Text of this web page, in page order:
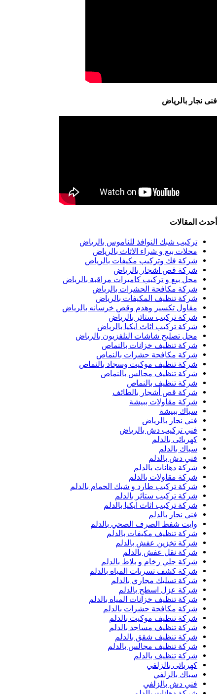
فنى نجار بالرياض
أحدث المقالات
تركيب شبك النوافذ للناموس بالرياض
محلات بيع و شراء الاثاث بالرياض
شركة فك وتركيب مكيفات بالرياض
شركة قص اشجار بالرياض
محل بيع و تركيب كاميرات مراقبة بالرياض
شركة مكافحة الحشرات بالرياض
شركة تنظيف المكيفات بالرياض
مقاول تكسير وهدم وقص خرسانه بالرياض
شركة تركيب ستائر بالرياض
شركة تركيب اثاث ايكيا بالرياض
محل تصليح شاشات التلفزيون بالرياض
شركة تنظيف خزانات بالنماص
شركة مكافحة حشرات بالنماص
شركة تنظيف موكيت وسجاد بالنماص
شركة تنظيف مجالس بالنماص
شركة تنظيف بالنماص
شركة قص أشجار بالطائف
شركة مقاولات ببيشة
سباك ببيشة
فني نجار بالرياض
فني تركيب دش بالرياض
كهربائى بالدلم
سباك بالدلم
فني دش بالدلم
شركة دهانات بالدلم
شركة مقاولات بالدلم
شركة تركيب طارد و شبك الحمام بالدلم
شركة تركيب ستائر بالدلم
شركة تركيب اثاث ايكيا بالدلم
فني نجار بالدلم
وايت شفط الصرف الصحي بالدلم
شركة تنظيف مكيفات بالدلم
شركة تخزين عفش بالدلم
شركة نقل عفش بالدلم
شركة جلي رخام و بلاط بالدلم
شركة كشف تسربات المياه بالدلم
شركة تسليك مجاري بالدلم
شركة عزل اسطح بالدلم
شركة تنظيف خزانات المياه بالدلم
شركة مكافحة حشرات بالدلم
شركة تنظيف موكيت بالدلم
شركة تنظيف مساجد بالدلم
شركة تنظيف شقق بالدلم
شركة تنظيف مجالس بالدلم
شركة تنظيف بالدلم
كهربائى بالزلفي
سباك بالزلفي
فني دش بالزلفي